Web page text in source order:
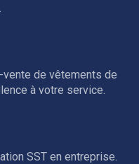
de vêtements de
à votre service.
SST en entreprise.